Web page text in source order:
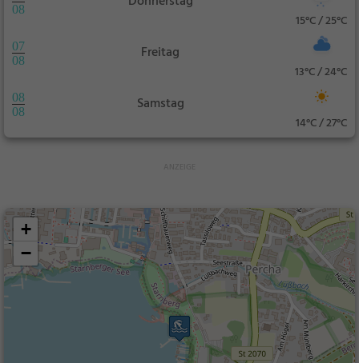
08
15°C / 25°C
07
08
Freitag
13°C / 24°C
08
08
Samstag
14°C / 27°C
+
−